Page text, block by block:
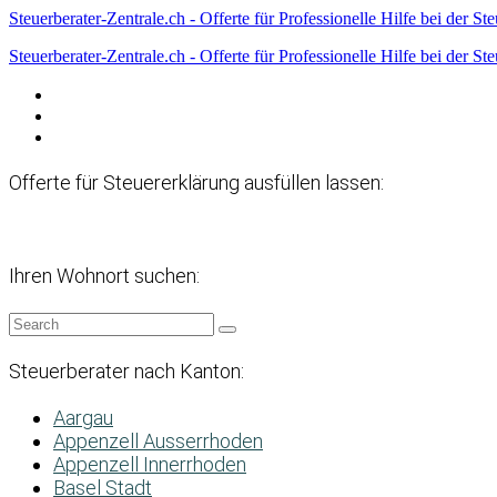
Steuerberater-Zentrale.ch - Offerte für Professionelle Hilfe bei der
Steuerberater-Zentrale.ch - Offerte für Professionelle Hilfe bei der
Offerte für Steuererklärung ausfüllen lassen:
Ihren Wohnort suchen:
Steuerberater nach Kanton:
Aargau
Appenzell Ausserrhoden
Appenzell Innerrhoden
Basel Stadt